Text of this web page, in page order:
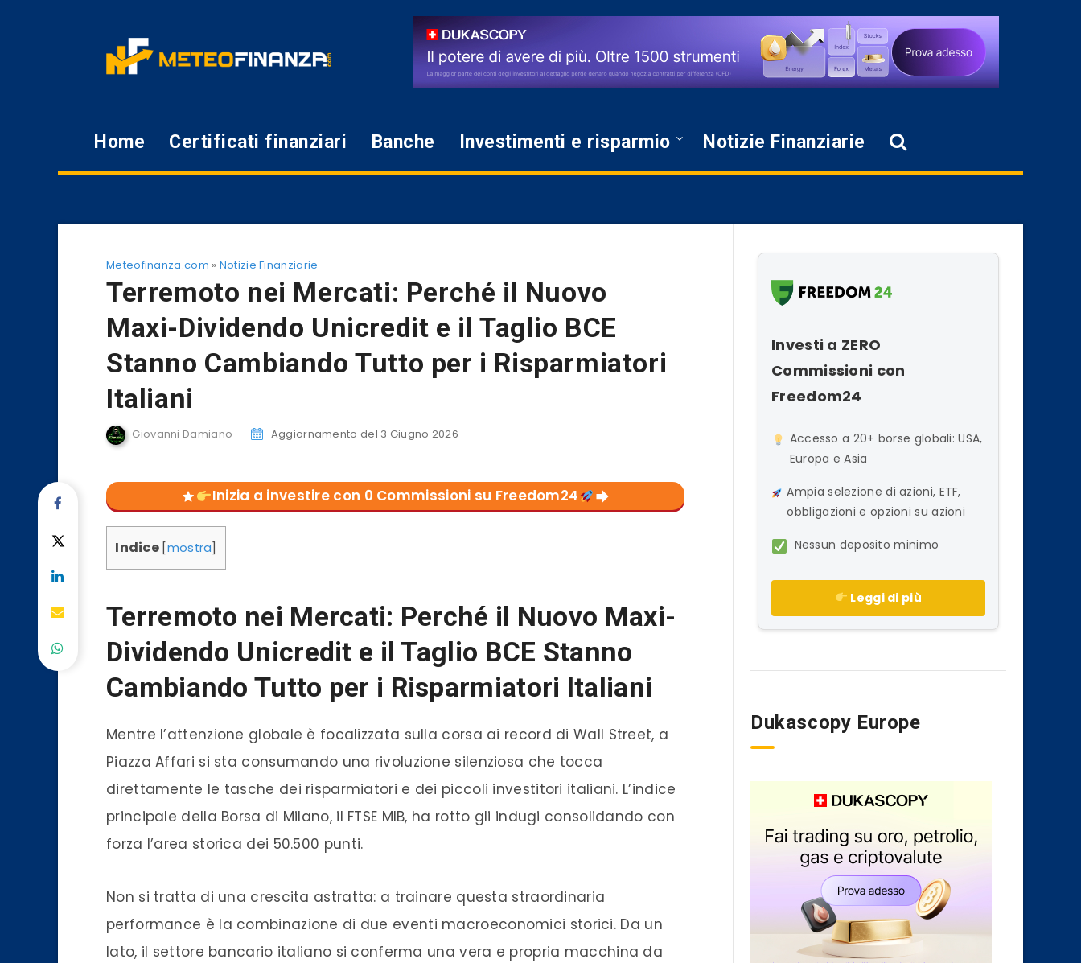
Home Certificati finanziari Banche Investimenti e risparmio Notizie Finanziarie
Meteofinanza.com » Notizie Finanziarie
Terremoto nei Mercati: Perché il Nuovo
Maxi-Dividendo Unicredit e il Taglio BCE
Stanno Cambiando Tutto per i Risparmiatori
Italiani
Giovanni Damiano Aggiornamento del 3 Giugno 2026
Inizia a investire con 0 Commissioni su Freedom24
Indice [mostra
Terremoto nei Mercati: Perché il Nuovo Maxi-
Dividendo Unicredit e il Taglio BCE Stanno
Cambiando Tutto per i Risparmiatori Italiani
Mentre l’attenzione globale è focalizzata sulla corsa ai record di Wall Street, a
Piazza Affari si sta consumando una rivoluzione silenziosa che tocca
direttamente le tasche dei risparmiatori e dei piccoli investitori italiani. L’indice
principale della Borsa di Milano, il FTSE MIB, ha rotto gli indugi consolidando con
forza l’area storica dei 50.500 punti.
Non si tratta di una crescita astratta: a trainare questa straordinaria
performance è la combinazione di due eventi macroeconomici storici. Da un
lato, il settore bancario italiano si conferma una vera e propria macchina da
Investi a ZERO
Commissioni con
Freedom24
Accesso a 20+ borse globali: USA,
Europa e Asia
Ampia selezione di azioni, ETF,
obbligazioni e opzioni su azioni
Nessun deposito minimo
Leggi di più
Dukascopy Europe